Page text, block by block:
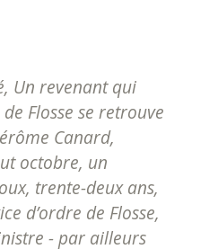
Un revenant qui
Flosse se retrouve
Canard,
octobre, un
trente-deux ans,
d’ordre de Flosse,
- par ailleurs